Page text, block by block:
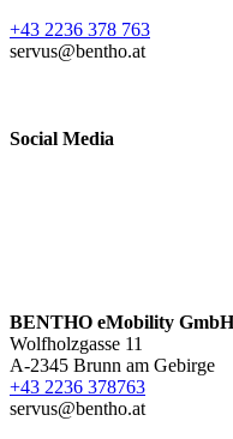
+43 2236 378 763
servus@bentho.at
Social Media
BENTHO eMobility GmbH
Wolfholzgasse 11
A-2345 Brunn am Gebirge
+43 2236 378763
servus@bentho.at